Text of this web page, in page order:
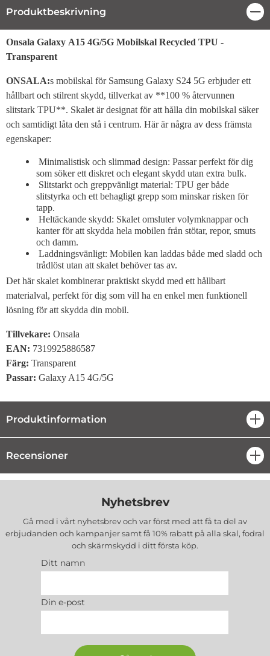
Produktbeskrivning
Produktbeskrivning
Onsala Galaxy A15 4G/5G Mobilskal Recycled TPU -
Transparent
ONSALA:s mobilskal för Samsung Galaxy S24 5G erbjuder ett
hållbart och stilrent skydd, tillverkat av **100 % återvunnen
slitstark TPU**. Skalet är designat för att hålla din mobilskal säker
och samtidigt låta den stå i centrum. Här är några av dess främsta
egenskaper:
Minimalistisk och slimmad design: Passar perfekt för dig
som söker ett diskret och elegant skydd utan extra bulk.
Slitstarkt och greppvänligt material: TPU ger både
slitstyrka och ett behagligt grepp som minskar risken för
tapp.
Heltäckande skydd: Skalet omsluter volymknappar och
kanter för att skydda hela mobilen från stötar, repor, smuts
och damm.
Laddningsvänligt: Mobilen kan laddas både med sladd och
trådlöst utan att skalet behöver tas av.
Det här skalet kombinerar praktiskt skydd med ett hållbart
materialval, perfekt för dig som vill ha en enkel men funktionell
lösning för att skydda din mobil.
Tillvekare: Onsala
EAN: 7319925886587
Färg: Transparent
Passar: Galaxy A15 4G/5G
Produktinformation
Recensioner
Nyhetsbrev
Gå med i vårt nyhetsbrev och var först med att få ta del av
erbjudanden och kampanjer samt få 10% rabatt på alla skal, fodral
och skärmskydd i ditt första köp.
Ditt namn
Din e-post